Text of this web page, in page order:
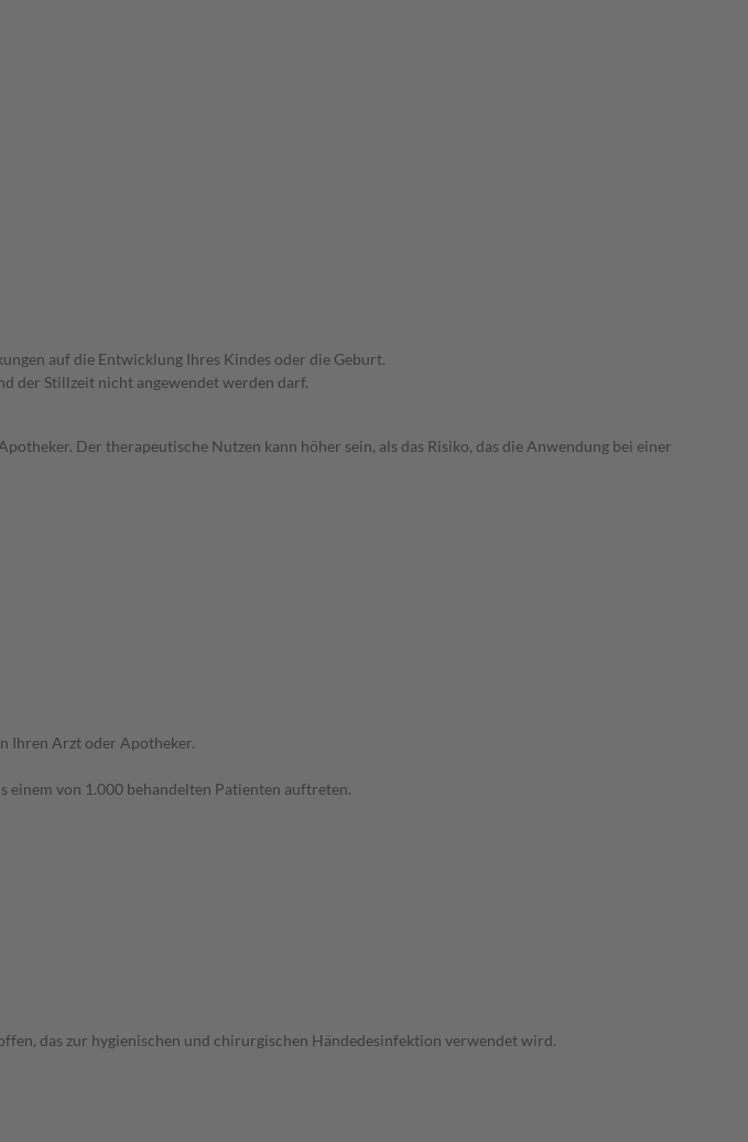
auf die Entwicklung Ihres Kindes oder die Geburt.
der Stillzeit nicht angewendet werden darf.
Der therapeutische Nutzen kann höher sein, als das Risiko, das die Anwendung bei einer
Ihren Arzt oder Apotheker.
von 1.000 behandelten Patienten auftreten.
das zur hygienischen und chirurgischen Händedesinfektion verwendet wird.